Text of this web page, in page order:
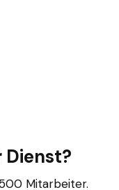
Mitarbeiter.